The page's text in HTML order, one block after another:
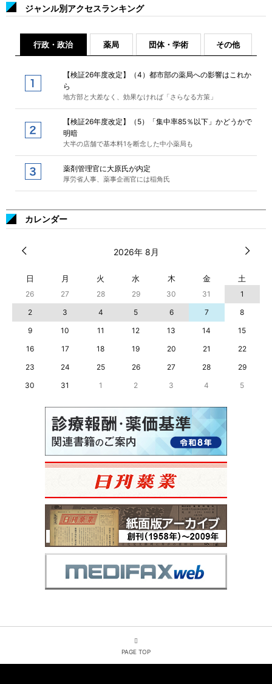
ジャンル別アクセスランキング
行政・政治 薬局 団体・学術 その他
【検証26年度改定】（4）都市部の薬局への影響はこれか
ら
地方部と大差なく、効果なければ「さらなる方策」
【検証26年度改定】（5）「集中率85％以下」かどうかで
明暗
大半の店舗で基本料1を断念した中小薬局も
薬剤管理官に大原氏が内定
厚労省人事、薬事企画官には稲角氏
カレンダー
2026年 8月
日 月 火 水 木 金 土
26 27 28 29 30 31
1
2
3 4 5 6 7
8
9
10 11 12 13 14
15
16
17 18 19 20 21
22
23
24 25 26 27 28
29
30
31 1 2 3 4 5
PAGE TOP